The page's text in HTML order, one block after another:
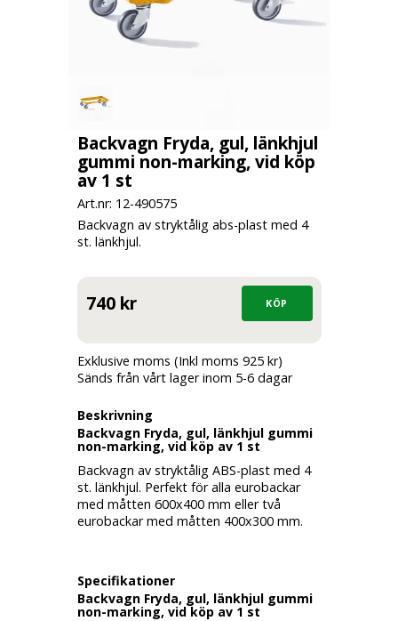
Backvagn Fryda, gul, länkhjul
gummi non-marking, vid köp
av 1 st
Art.nr: 12-490575
Backvagn av stryktålig abs-plast med 4
st. länkhjul.
740 kr
Exklusive moms (Inkl moms 925 kr)
Sänds från vårt lager inom 5-6 dagar
Beskrivning
Backvagn Fryda, gul, länkhjul gummi
non-marking, vid köp av 1 st
Backvagn av stryktålig ABS-plast med 4
st. länkhjul. Perfekt för alla eurobackar
med måtten 600x400 mm eller två
eurobackar med måtten 400x300 mm.
Specifikationer
Backvagn Fryda, gul, länkhjul gummi
non-marking, vid köp av 1 st